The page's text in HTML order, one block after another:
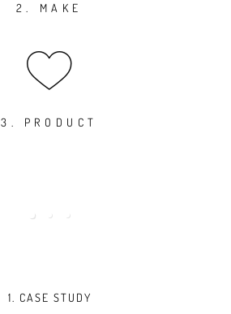
2. MAKE
3. PRODUCT
1. CASE STUDY